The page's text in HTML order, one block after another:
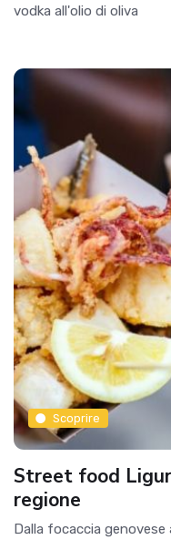
vodka all'olio di oliva
Scoprire
Street food
regione
Dalla focaccia